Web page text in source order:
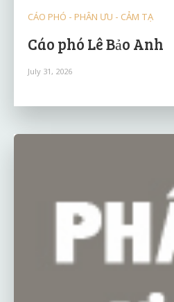
CÁO PHÓ - PHÂN ƯU - CẢM TẠ
Cáo phó Lê Bảo Anh
July 31, 2026